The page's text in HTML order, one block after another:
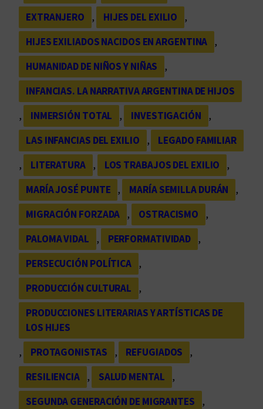
EXTRANJERO
, HIJES DEL EXILIO
,
HIJES EXILIADOS NACIDOS EN ARGENTINA
,
HUMANIDAD DE NIÑOS Y NIÑAS
,
INFANCIAS. LA NARRATIVA ARGENTINA DE HIJOS
,
INMERSIÓN TOTAL , INVESTIGACIÓN
,
LAS INFANCIAS DEL EXILIO
,
LEGADO FAMILIAR
,
LITERATURA , LOS TRABAJOS DEL EXILIO
,
MARÍA JOSÉ PUNTE
, MARÍA SEMILLA DURÁN
,
MIGRACIÓN FORZADA
, OSTRACISMO
,
PALOMA VIDAL
, PERFORMATIVIDAD
,
PERSECUCIÓN POLÍTICA
,
PRODUCCIÓN CULTURAL
,
PRODUCCIONES LITERARIAS Y ARTÍSTICAS DE
LOS HIJES
,
PROTAGONISTAS , REFUGIADOS
,
RESILIENCIA
, SALUD MENTAL
,
SEGUNDA GENERACIÓN DE MIGRANTES
,